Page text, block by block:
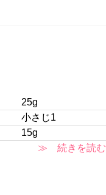
25g
小さじ1
15g
≫ 続きを読む